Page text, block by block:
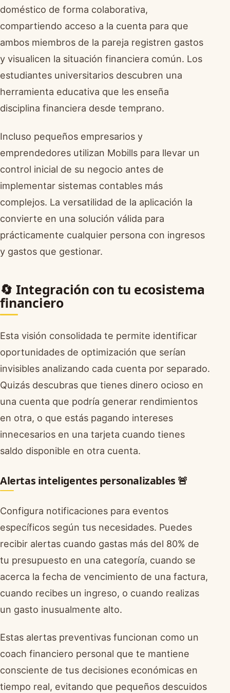
doméstico de forma colaborativa,
compartiendo acceso a la cuenta para que
ambos miembros de la pareja registren gastos
y visualicen la situación financiera común. Los
estudiantes universitarios descubren una
herramienta educativa que les enseña
disciplina financiera desde temprano.
Incluso pequeños empresarios y
emprendedores utilizan Mobills para llevar un
control inicial de su negocio antes de
implementar sistemas contables más
complejos. La versatilidad de la aplicación la
convierte en una solución válida para
prácticamente cualquier persona con ingresos
y gastos que gestionar.
🔄 Integración con tu ecosistema
financiero
Esta visión consolidada te permite identificar
oportunidades de optimización que serían
invisibles analizando cada cuenta por separado.
Quizás descubras que tienes dinero ocioso en
una cuenta que podría generar rendimientos
en otra, o que estás pagando intereses
innecesarios en una tarjeta cuando tienes
saldo disponible en otra cuenta.
Alertas inteligentes personalizables 🚨
Configura notificaciones para eventos
específicos según tus necesidades. Puedes
recibir alertas cuando gastas más del 80% de
tu presupuesto en una categoría, cuando se
acerca la fecha de vencimiento de una factura,
cuando recibes un ingreso, o cuando realizas
un gasto inusualmente alto.
Estas alertas preventivas funcionan como un
coach financiero personal que te mantiene
consciente de tus decisiones económicas en
tiempo real, evitando que pequeños descuidos